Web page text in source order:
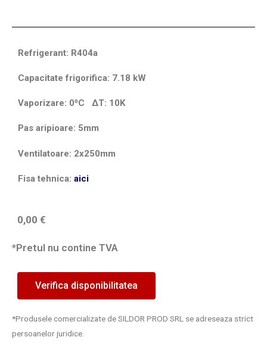
Refrigerant: R404a
Capacitate frigorifica: 7.18 kW
Vaporizare: 0⁰C ΔT: 10K
Pas aripioare: 5mm
Ventilatoare: 2x250mm
Fisa tehnica: aici
0,00 €
*Pretul nu contine TVA
Verifica disponibilitatea
*Produsele comercializate de SILDOR PROD SRL se adreseaza strict
persoanelor juridice.